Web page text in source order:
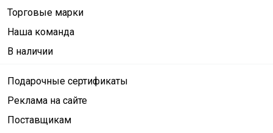
Торговые марки
Наша команда
В наличии
Подарочные сертификаты
Реклама на сайте
Поставщикам